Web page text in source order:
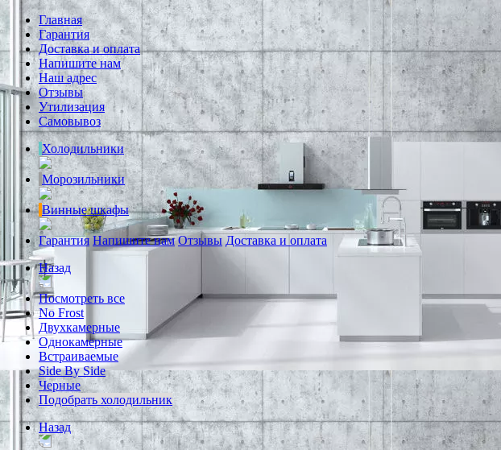
Главная
Гарантия
Доставка и оплата
Напишите нам
Наш адрес
Отзывы
Утилизация
Самовывоз
Холодильники
Морозильники
Винные шкафы
Гарантия Напишите нам Отзывы Доставка и оплата
Назад
Посмотреть все
No Frost
Двухкамерные
Однокамерные
Встраиваемые
Side By Side
Черные
Подобрать холодильник
Назад